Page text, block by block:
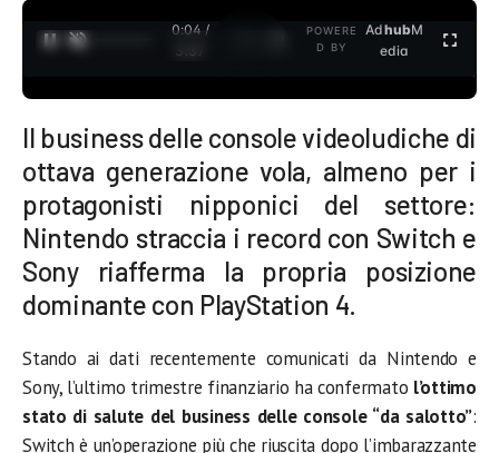
0:05 /
3:37
POWERE
D BY
AdhubM
edia
Il business delle console videoludiche di
ottava generazione vola, almeno per i
protagonisti nipponici del settore:
Nintendo straccia i record con Switch e
Sony riafferma la propria posizione
dominante con PlayStation 4.
Stando ai dati recentemente comunicati da Nintendo e
Sony, l’ultimo trimestre finanziario ha confermato l’ottimo
stato di salute del business delle console “da salotto”:
Switch è un’operazione più che riuscita dopo l’imbarazzante